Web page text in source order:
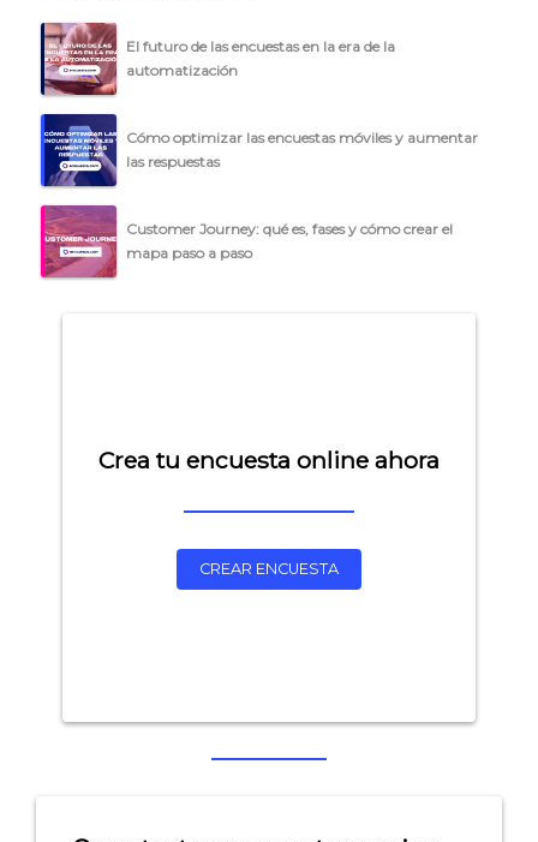
El futuro de las encuestas en la era de la
automatización
Cómo optimizar las encuestas móviles y aumentar
las respuestas
Customer Journey: qué es, fases y cómo crear el
mapa paso a paso
Crea tu encuesta online ahora
CREAR ENCUESTA